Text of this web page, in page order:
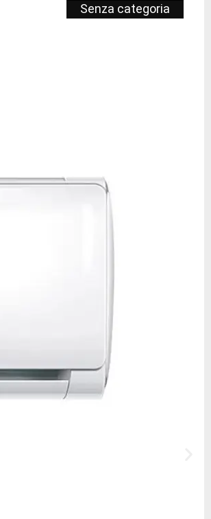
Senza categoria